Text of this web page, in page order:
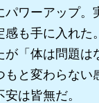
パワーアップ。
感も手に入れた
が「体は問題は
もと変わらない
は皆無だ。